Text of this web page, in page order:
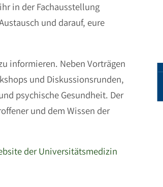
in der Fachausstellung
und darauf, eure
informieren. Neben Vorträgen
und Diskussionsrunden,
psychische Gesundheit. Der
und dem Wissen der
der Universitätsmedizin